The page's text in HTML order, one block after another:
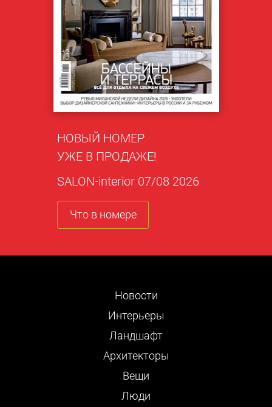
НОВЫЙ НОМЕР
УЖЕ В ПРОДАЖЕ!
SALON-interior 07/08 2026
Что в номере
Новости
Интерьеры
Ландшафт
Архитекторы
Вещи
Люди